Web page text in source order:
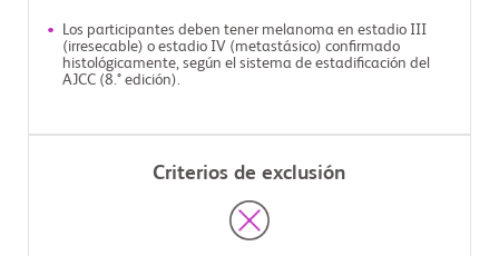
Los participantes deben tener melanoma en estadio III
(irresecable) o estadio IV (metastásico) confirmado
histológicamente, según el sistema de estadificación del
AJCC (8.° edición).
Criterios de exclusión